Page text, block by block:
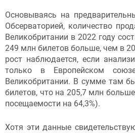
Основываясь на
Обсерваторией, количество
Великобритании в 2022 году
249 млн билетов больше, чем в
рост наблюдается, если
только в Европейском
Великобритании. В сумме там
билетов, что на 205,7 млн
посещаемости на 64,3%).
Хотя эти данные